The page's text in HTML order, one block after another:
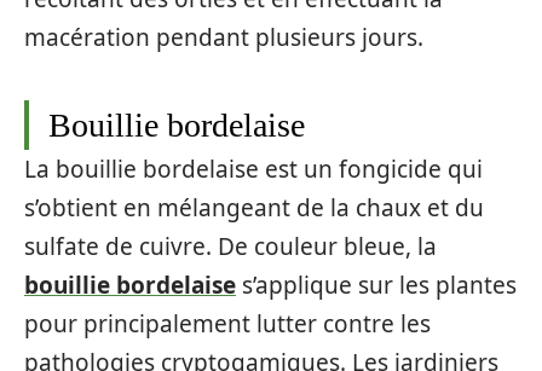
macération pendant plusieurs jours.
Bouillie bordelaise
La bouillie bordelaise est un fongicide qui
s’obtient en mélangeant de la chaux et du
sulfate de cuivre. De couleur bleue, la
bouillie bordelaise s’applique sur les plantes
pour principalement lutter contre les
pathologies cryptogamiques. Les jardiniers